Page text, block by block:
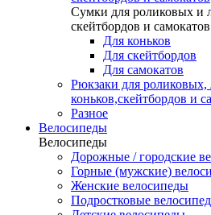
Сумки для роликовых и
скейтбордов и самокатов
Для коньков
Для скейтбордов
Для самокатов
Рюкзаки для роликовых,
коньков,скейтбордов и
Разное
Велосипеды
Велосипеды
Дорожные / городские
Горные (мужские)
Женские велосипеды
Подростковые